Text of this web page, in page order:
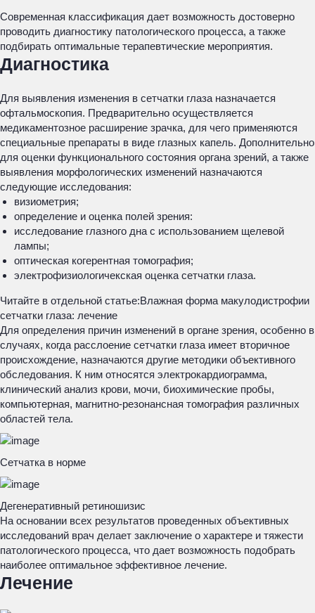
Современная классификация дает возможность достоверно
проводить диагностику патологического процесса, а также
подбирать оптимальные терапевтические мероприятия.
Диагностика
Для выявления изменения в сетчатки глаза назначается
офтальмоскопия. Предварительно осуществляется
медикаментозное расширение зрачка, для чего применяются
специальные препараты в виде глазных капель. Дополнительно
для оценки функционального состояния органа зрений, а также
выявления морфологических изменений назначаются
следующие исследования:
визиометрия;
определение и оценка полей зрения:
исследование глазного дна с использованием щелевой
лампы;
оптическая когерентная томография;
электрофизиологичекская оценка сетчатки глаза.
Читайте в отдельной статье:Влажная форма макулодистрофии
сетчатки глаза: лечение
Для определения причин изменений в органе зрения, особенно в
случаях, когда расслоение сетчатки глаза имеет вторичное
происхождение, назначаются другие методики объективного
обследования. К ним относятся электрокардиограмма,
клинический анализ крови, мочи, биохимические пробы,
компьютерная, магнитно-резонансная томография различных
областей тела.
Сетчатка в норме
Дегенеративный ретиношизис
На основании всех результатов проведенных объективных
исследований врач делает заключение о характере и тяжести
патологического процесса, что дает возможность подобрать
наиболее оптимальное эффективное лечение.
Лечение